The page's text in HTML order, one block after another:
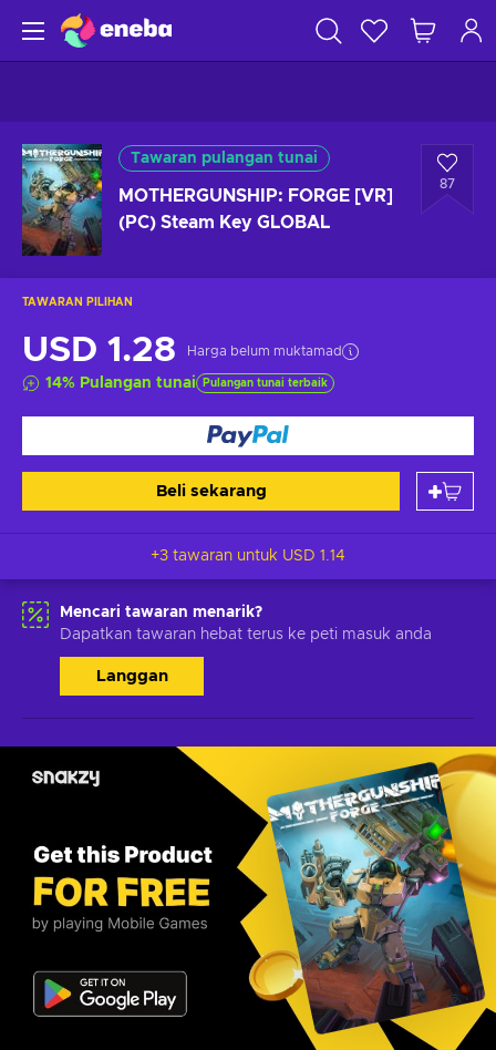
Tawaran pulangan tunai
MOTHERGUNSHIP: FORGE [VR]
(PC) Steam Key GLOBAL
87
TAWARAN PILIHAN
USD 1.28 Harga belum muktamad
14% Pulangan tunai Pulangan tunai terbaik
Beli sekarang
+3 tawaran untuk USD 1.14
Mencari tawaran menarik?
Dapatkan tawaran hebat terus ke peti masuk anda
Langgan